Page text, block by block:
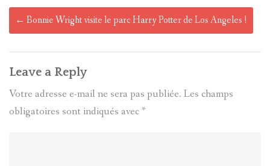
Post
navigation
← Bonnie Wright visite le parc Harry Potter de Los Angeles !
Leave a Reply
Votre adresse e-mail ne sera pas publiée. Les champs
obligatoires sont indiqués avec*